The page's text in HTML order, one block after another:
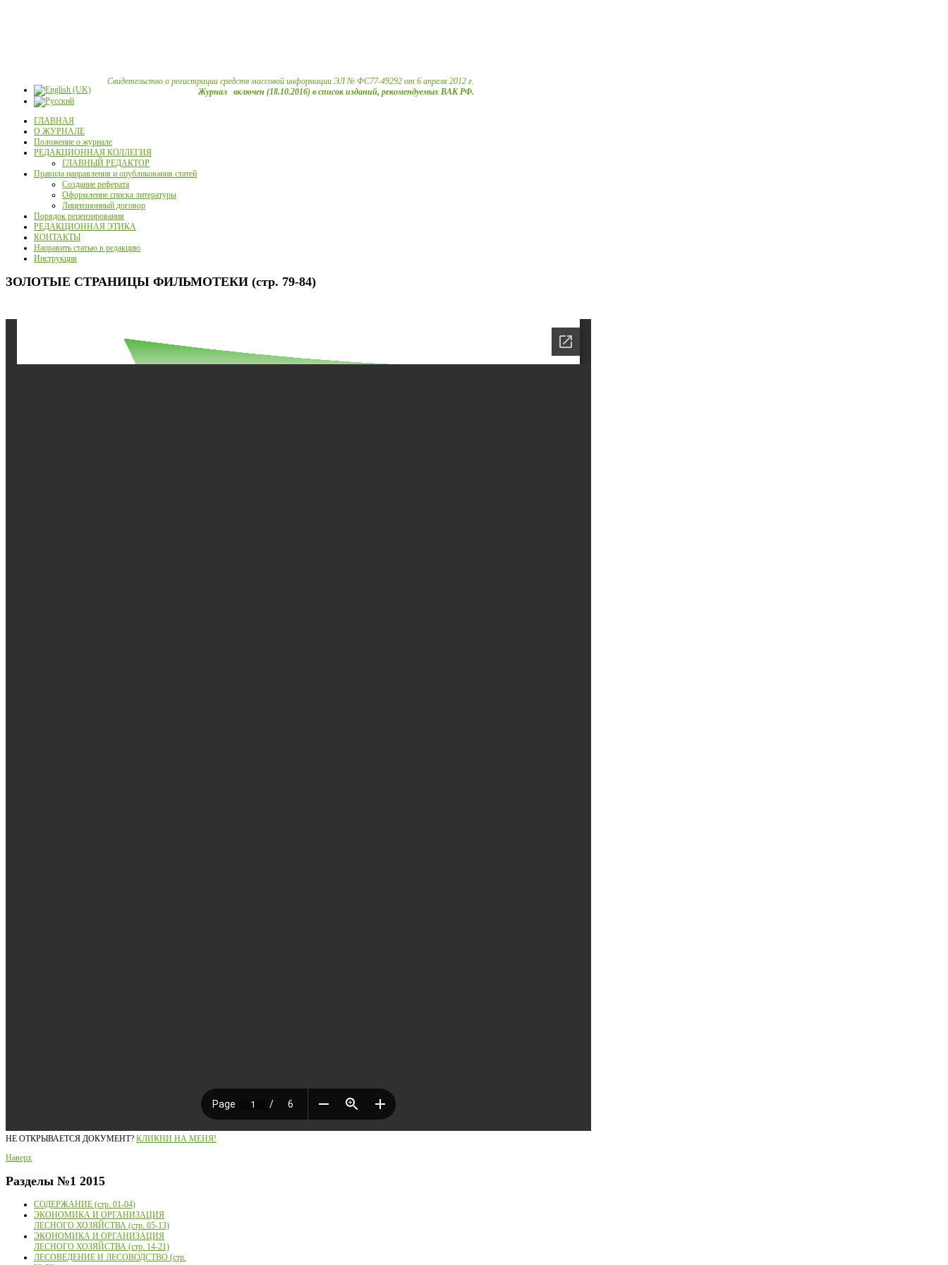
Свидетельство о регистрации средств массовой информации ЭЛ № ФС77-49292 от 6 апреля 2012 г.
Журнал включен (18.10.2016) в список изданий, рекомендуемых ВАК РФ.
ГЛАВНАЯ
О ЖУРНАЛЕ
Положение о журнале
РЕДАКЦИОННАЯ КОЛЛЕГИЯ
ГЛАВНЫЙ РЕДАКТОР
Правила направления и опубликования статей
Создание реферата
Оформление списка литературы
Лицензионный договор
Порядок рецензирования
РЕДАКЦИОННАЯ ЭТИКА
КОНТАКТЫ
Направить статью в редакцию
Инструкция
ЗОЛОТЫЕ СТРАНИЦЫ ФИЛЬМОТЕКИ (стр. 79-84)
НЕ ОТКРЫВАЕТСЯ ДОКУМЕНТ? КЛИКНИ НА МЕНЯ!
Наверх
Разделы №1 2015
СОДЕРЖАНИЕ (стр. 01-04)
ЭКОНОМИКА И ОРГАНИЗАЦИЯ
ЛЕСНОГО ХОЗЯЙСТВА (стр. 05-13)
ЭКОНОМИКА И ОРГАНИЗАЦИЯ
ЛЕСНОГО ХОЗЯЙСТВА (стр. 14-21)
ЛЕСОВЕДЕНИЕ И ЛЕСОВОДСТВО (стр.